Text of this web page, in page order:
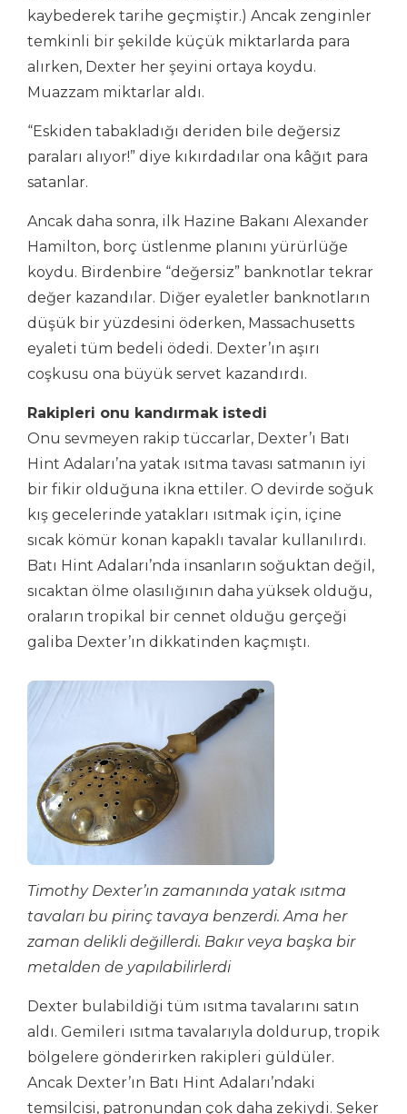
kaybederek tarihe geçmiştir.) Ancak zenginler
temkinli bir şekilde küçük miktarlarda para
alırken, Dexter her şeyini ortaya koydu.
Muazzam miktarlar aldı.
“Eskiden tabakladığı deriden bile değersiz
paraları alıyor!” diye kıkırdadılar ona kâğıt para
satanlar.
Ancak daha sonra, ilk Hazine Bakanı Alexander
Hamilton, borç üstlenme planını yürürlüğe
koydu. Birdenbire “değersiz” banknotlar tekrar
değer kazandılar. Diğer eyaletler banknotların
düşük bir yüzdesini öderken, Massachusetts
eyaleti tüm bedeli ödedi. Dexter’ın aşırı
coşkusu ona büyük servet kazandırdı.
Rakipleri onu kandırmak istedi
Onu sevmeyen rakip tüccarlar, Dexter’ı Batı
Hint Adaları’na yatak ısıtma tavası satmanın iyi
bir fikir olduğuna ikna ettiler. O devirde soğuk
kış gecelerinde yatakları ısıtmak için, içine
sıcak kömür konan kapaklı tavalar kullanılırdı.
Batı Hint Adaları’nda insanların soğuktan değil,
sıcaktan ölme olasılığının daha yüksek olduğu,
oraların tropikal bir cennet olduğu gerçeği
galiba Dexter’ın dikkatinden kaçmıştı.
Timothy Dexter’ın zamanında yatak ısıtma
tavaları bu pirinç tavaya benzerdi. Ama her
zaman delikli değillerdi. Bakır veya başka bir
metalden de yapılabilirlerdi
Dexter bulabildiği tüm ısıtma tavalarını satın
aldı. Gemileri ısıtma tavalarıyla doldurup, tropik
bölgelere gönderirken rakipleri güldüler.
Ancak Dexter’ın Batı Hint Adaları’ndaki
temsilcisi, patronundan çok daha zekiydi. Şeker